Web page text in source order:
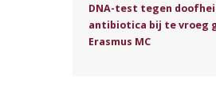
DNA-test tegen
antibiotica bij te vroeg
Erasmus MC